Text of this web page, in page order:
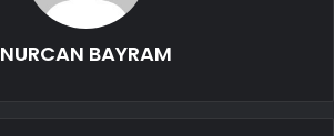
NURCAN BAYRAM